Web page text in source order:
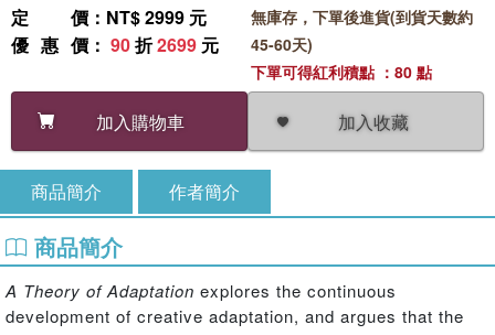
定價 ：NT$ 2999 元
優惠價 ： 90折2699 元
加入購物車 加入收藏
無庫存，下單後進貨(到貨天數約
45-60天)
下單可得紅利積點 ：80 點
商品簡介 作者簡介
商品簡介
A Theory of Adaptation explores the continuous
development of creative adaptation, and argues that the